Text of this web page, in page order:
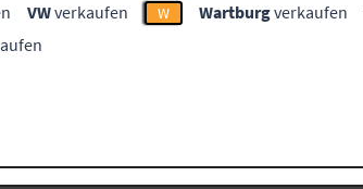
VWverkaufen W Wartburgverkaufen